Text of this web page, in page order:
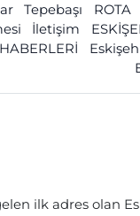
Tepebaşı ROTA
İletişim
ilk adres olan